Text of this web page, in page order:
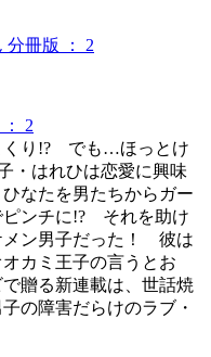
2
くり!? でも…ほっとけ
・はれひは恋愛に興味
なたを男たちからガー
ピンチに!? それを助け
メン男子だった！ 彼は
カミ王子の言うとお
贈る新連載は、世話焼
の障害だらけのラブ・